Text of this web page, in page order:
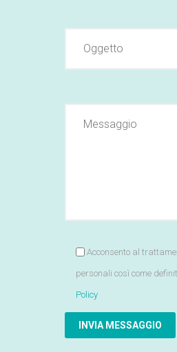
Acconsento al
personali così come
Policy